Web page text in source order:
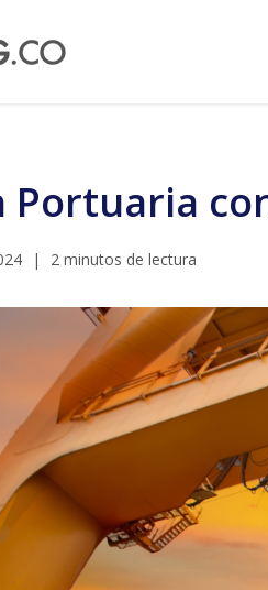
Portuaria
| 2 minutos de lectura